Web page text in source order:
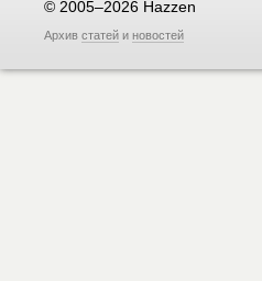
© 2005–2026 Hazzen
Архив статей и новостей